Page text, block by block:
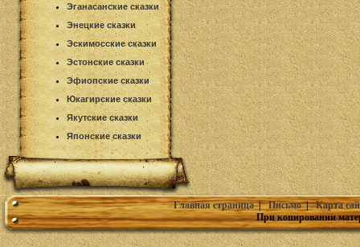
Эганасанские сказки
Энецкие сказки
Эскимосские сказки
Эстонские сказки
Эфиопские сказки
Юкагирские сказки
Якутские сказки
Японские сказки
Главная страница|Письмо|Карта
При копировании